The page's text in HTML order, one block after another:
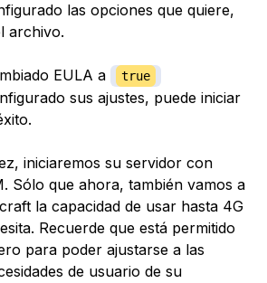
las opciones que quiere,
archivo.
EULA a true
sus ajustes, puede iniciar
iniciaremos su servidor con
Sólo que ahora, también vamos a
la capacidad de usar hasta 4G
Recuerde que está permitido
para poder ajustarse a las
de usuario de su